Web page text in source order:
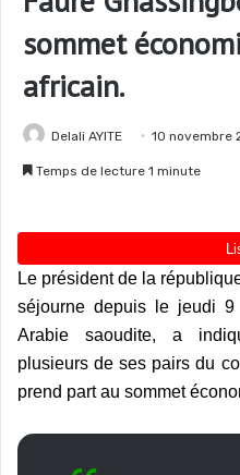
sommet
africain.
Delali AYITE 10 novembre
Temps de lecture 1 minute
Le président de la
séjourne depuis le jeudi
Arabie saoudite, a
plusieurs de ses pairs du
prend part au sommet